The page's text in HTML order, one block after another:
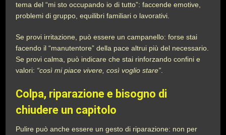
tema del “mi sto occupando io di tutto”: faccende emotive,
problemi di gruppo, equilibri familiari o lavorativi.
Se provi irritazione, può essere un campanello: forse stai
facendo il “manutentore” della pace altrui più del necessario.
Se provi calma, può indicare che stai rinforzando confini e
valori: “così mi piace vivere, così voglio stare”
Colpa, riparazione e bisogno di
chiudere un capitolo
Pulire può anche essere un gesto di riparazione: non per